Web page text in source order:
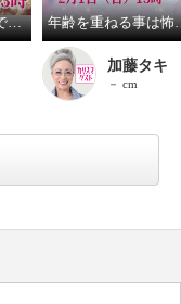
世界68の国と地域で販売 イミディーン 年齢を
加藤タキ
－ cm